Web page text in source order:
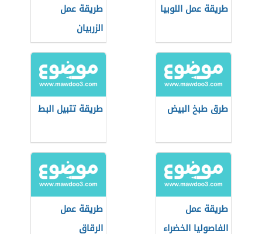
طريقة عمل اللوبيا
طريقة عمل
الزربيان
طرق طبخ البيض طريقة تتبيل البط
طريقة عمل
الفاصوليا الخضراء
طريقة عمل
الرقاق